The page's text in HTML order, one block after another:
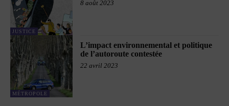
JUSTICE
8 août 2023
MÉTROPOLE
L’impact environnemental et politique
de l’autoroute contestée
22 avril 2023